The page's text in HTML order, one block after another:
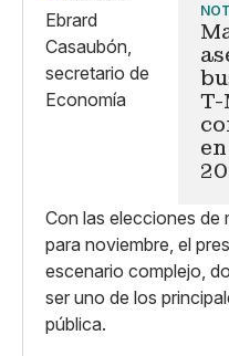
T-
Con las elecciones de
para noviembre, el
escenario complejo,
ser uno de los
pública.